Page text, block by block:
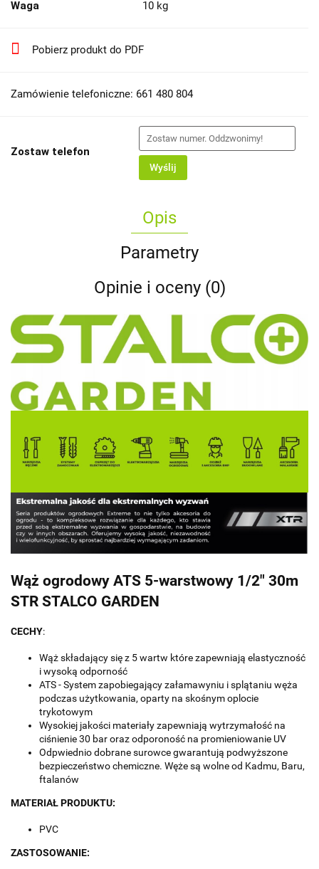
Waga 10 kg
Pobierz produkt do PDF
Zamówienie telefoniczne: 661 480 804
Zostaw telefon
Wyślij
Opis
Parametry
Opinie i oceny (0)
Wąż ogrodowy ATS 5-warstwowy 1/2" 30m
STR STALCO GARDEN
CECHY:
Wąż składający się z 5 wartw które zapewniają elastyczność
i wysoką odporność
ATS - System zapobiegający załamawyniu i splątaniu węża
podczas użytkowania, oparty na skośnym oplocie
trykotowym
Wysokiej jakości materiały zapewniają wytrzymałość na
ciśnienie 30 bar oraz odporoność na promieniowanie UV
Odpwiednio dobrane surowce gwarantują podwyższone
bezpieczeństwo chemiczne. Węże są wolne od Kadmu, Baru,
ftalanów
MATERIAŁ PRODUKTU:
PVC
ZASTOSOWANIE: